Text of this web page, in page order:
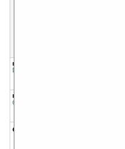
группы программы:
Графика
программа:
бесплатная
описание: